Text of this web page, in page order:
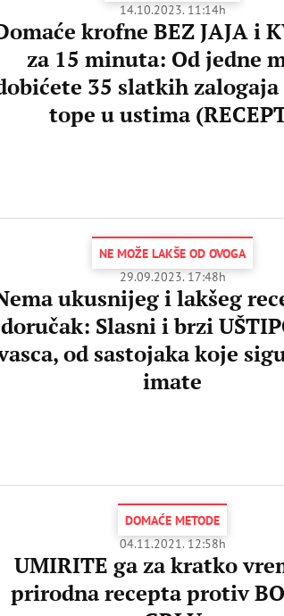
14.10.2023. 11:14h
krofne BEZ JAJA i
za 15 minuta: Od jedne
35 slatkih
tope u ustima
NE MOŽE LAKŠE OD OVOGA
29.09.2023. 17:48h
ukusnijeg i lakšeg
doručak: Slasni i brzi
od sastojaka koje
imate
DOMAĆE METODE
04.11.2021. 12:58h
UMIRITE ga za kratko
prirodna recepta protiv